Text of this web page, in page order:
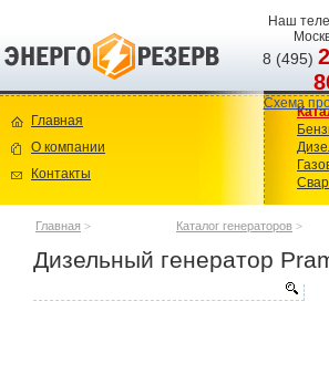
Наш
8 (495)
Схема
Главная
О компании
Контакты
Главная > Каталог генераторов >
Дизельный генератор